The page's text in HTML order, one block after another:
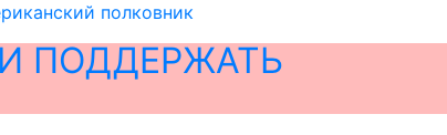
полковник
ПОДДЕРЖАТЬ